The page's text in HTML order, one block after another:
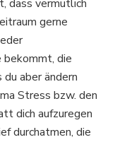
dass vermutlich
gerne
bekommt, die
aber ändern
Stress bzw. den
dich aufzuregen
durchatmen, die